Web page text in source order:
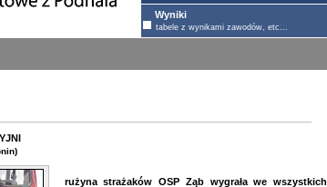
Wyniki
tabele z wynikami zawodów, etc...
rużyna strażaków OSP Ząb wygrała we wszystkich